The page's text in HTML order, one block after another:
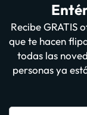
Recibe GRATIS
que te hacen
todas las
personas ya